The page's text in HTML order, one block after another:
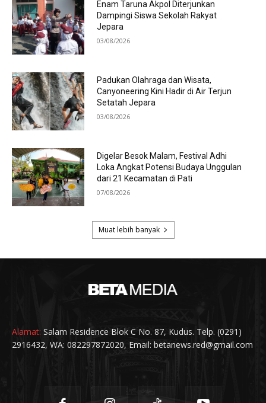
Alamat: Salam Residence Blok C No. 87, Kudus. Telp. (0291)
2916432, WA: 082297872020, Email: betanews.red@gmail.com